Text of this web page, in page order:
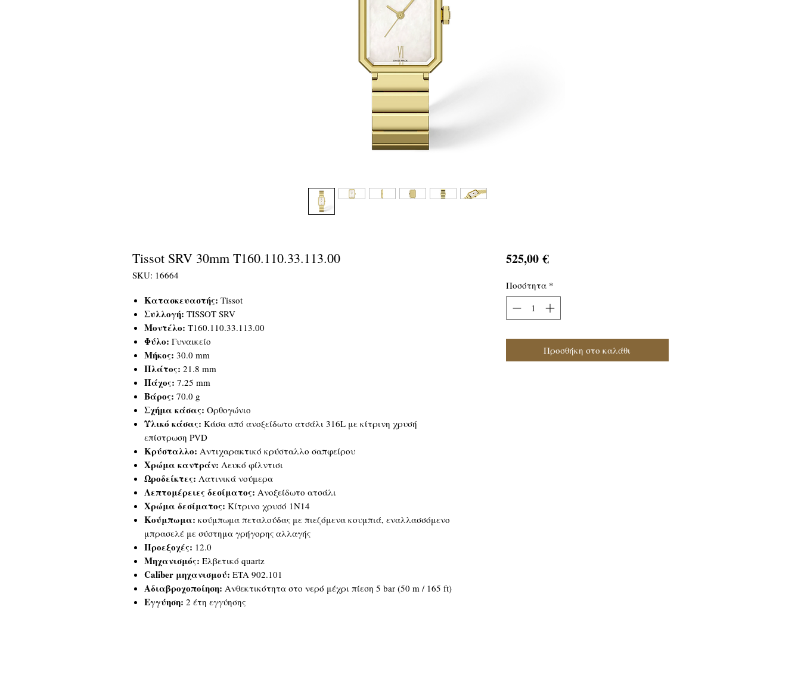
Tissot SRV 30mm T160.110.33.113.00
SKU: 16664
Κατασκευαστής: Tissot
Συλλογή: TISSOT SRV
Μοντέλο: T160.110.33.113.00
Φύλο: Γυναικείο
Μήκος: 30.0 mm
Πλάτος: 21.8 mm
Πάχος: 7.25 mm
Βάρος: 70.0 g
Σχήμα κάσας: Ορθογώνιο
Υλικό κάσας: Κάσα από ανοξείδωτο ατσάλι 316L με κίτρινη χρυσή
επίστρωση PVD
Κρύσταλλο: Αντιχαρακτικό κρύσταλλο σαπφείρου
Χρώμα καντράν: Λευκό φίλντισι
Ωροδείκτες: Λατινικά νούμερα
Λεπτομέρειες δεσίματος: Ανοξείδωτο ατσάλι
Χρώμα δεσίματος: Κίτρινο χρυσό 1N14
Κούμπωμα: κούμπωμα πεταλούδας με πιεζόμενα κουμπιά, εναλλασσόμενο
μπρασελέ με σύστημα γρήγορης αλλαγής
Προεξοχές: 12.0
Μηχανισμός: Ελβετικό quartz
Caliber μηχανισμού: ETA 902.101
Αδιαβροχοποίηση: Ανθεκτικότητα στο νερό μέχρι πίεση 5 bar (50 m / 165 ft)
Εγγύηση: 2 έτη εγγύησης
525,00 €Τιμή
Ποσότητα *
Προσθήκη στο καλάθι